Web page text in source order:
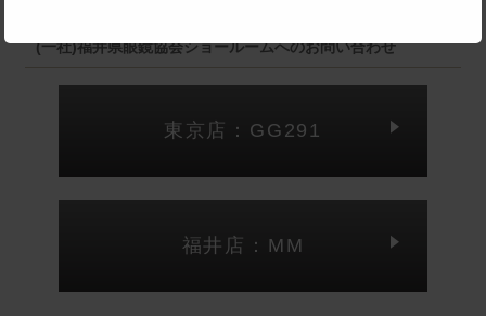
(一社)福井県眼鏡協会ショールームへのお問い合わせ
東京店：GG291
福井店：MM